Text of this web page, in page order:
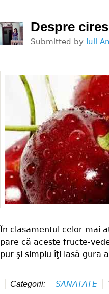
Despre
Submitted by Iuli-
În clasamentul celor mai
pare că aceste fructe-
pur şi simplu îţi lasă gura
Categorii: SANATATE